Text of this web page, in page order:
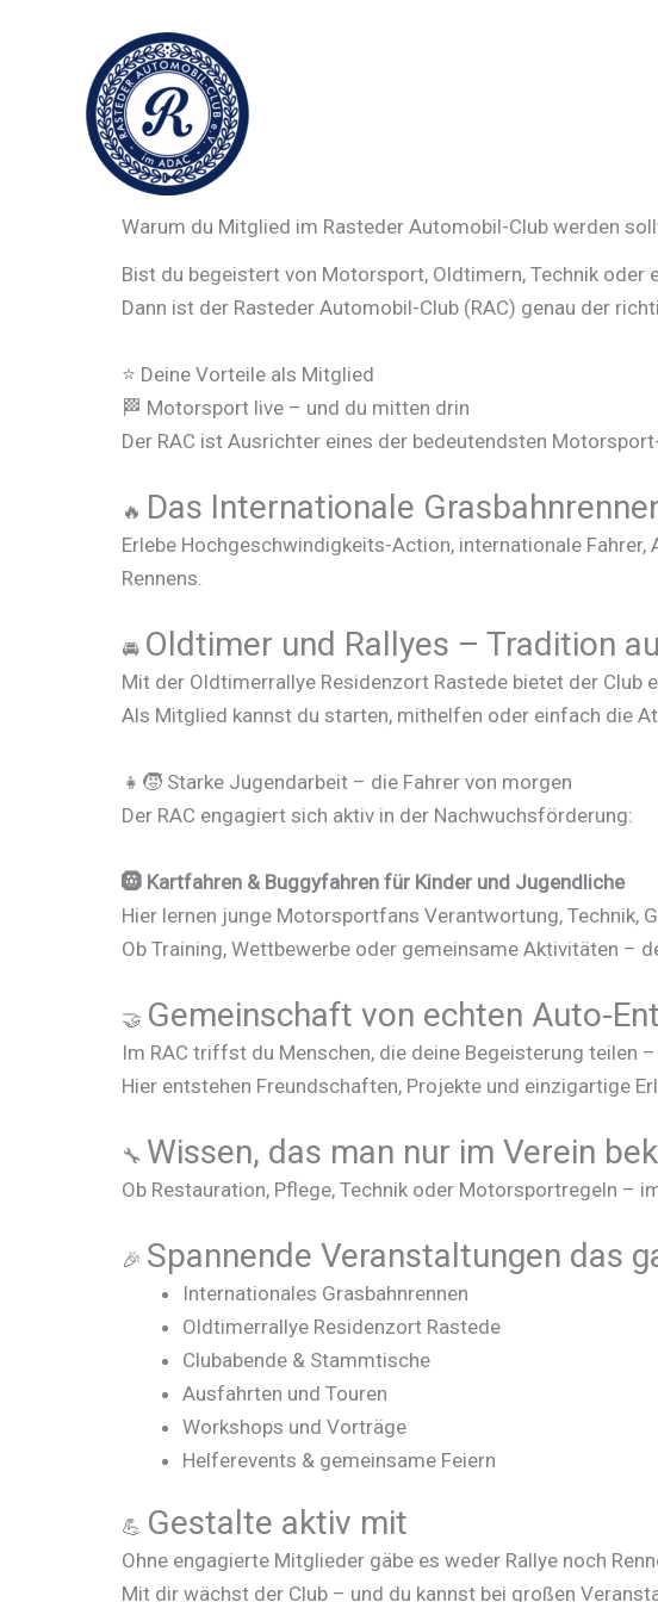
Warum du Mitglied im Rasteder Automobil-Club werden
Bist du begeistert von Motorsport, Oldtimern, Technik
Dann ist der Rasteder Automobil-Club (RAC) genau der
⭐ Deine Vorteile als Mitglied
🏁 Motorsport live – und du mitten drin
Der RAC ist Ausrichter eines der bedeutendsten
🔥 Das Internationale
Erlebe Hochgeschwindigkeits-Action, internationale
Rennens.
🚘 Oldtimer und Rallyes – Tradition
Mit der Oldtimerrallye Residenzort Rastede bietet der Club
Als Mitglied kannst du starten, mithelfen oder einfach die
👧🧒 Starke Jugendarbeit – die Fahrer von morgen
Der RAC engagiert sich aktiv in der Nachwuchsförderung:
🛞 Kartfahren & Buggyfahren für Kinder und Jugendliche
Hier lernen junge Motorsportfans Verantwortung, Technik,
Ob Training, Wettbewerbe oder gemeinsame Aktivitäten –
🤝 Gemeinschaft von echten Auto-
Im RAC triffst du Menschen, die deine Begeisterung teilen
Hier entstehen Freundschaften, Projekte und einzigartige
🔧 Wissen, das man nur im Verein
Ob Restauration, Pflege, Technik oder Motorsportregeln –
🎉 Spannende Veranstaltungen das
Internationales Grasbahnrennen
Oldtimerrallye Residenzort Rastede
Clubabende & Stammtische
Ausfahrten und Touren
Workshops und Vorträge
Helferevents & gemeinsame Feiern
💪 Gestalte aktiv mit
Ohne engagierte Mitglieder gäbe es weder Rallye noch
Mit dir wächst der Club – und du kannst bei großen